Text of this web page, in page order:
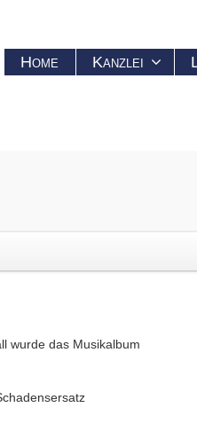
Home Kanzlei
wurde das Musikalbum